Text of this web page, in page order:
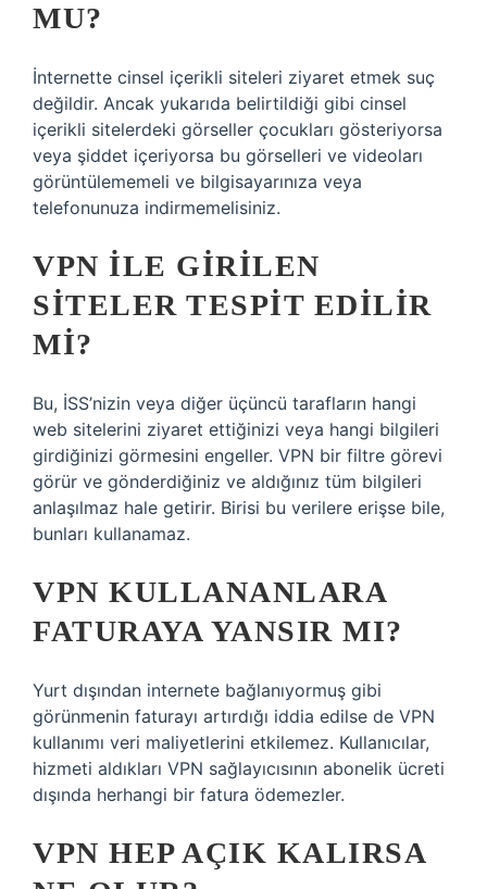
MU?
İnternette cinsel içerikli siteleri ziyaret etmek suç
değildir. Ancak yukarıda belirtildiği gibi cinsel
içerikli sitelerdeki görseller çocukları gösteriyorsa
veya şiddet içeriyorsa bu görselleri ve videoları
görüntülememeli ve bilgisayarınıza veya
telefonunuza indirmemelisiniz.
VPN ILE GIRILEN
SITELER TESPIT EDILIR
MI?
Bu, İSS’nizin veya diğer üçüncü tarafların hangi
web sitelerini ziyaret ettiğinizi veya hangi bilgileri
girdiğinizi görmesini engeller. VPN bir filtre görevi
görür ve gönderdiğiniz ve aldığınız tüm bilgileri
anlaşılmaz hale getirir. Birisi bu verilere erişse bile,
bunları kullanamaz.
VPN KULLANANLARA
FATURAYA YANSIR MI?
Yurt dışından internete bağlanıyormuş gibi
görünmenin faturayı artırdığı iddia edilse de VPN
kullanımı veri maliyetlerini etkilemez. Kullanıcılar,
hizmeti aldıkları VPN sağlayıcısının abonelik ücreti
dışında herhangi bir fatura ödemezler.
VPN HEP AÇIK KALIRSA